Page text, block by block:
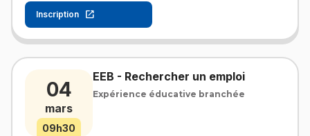
Inscription
04
mars
09h30
EEB - Rechercher un emploi
Expérience éducative branchée